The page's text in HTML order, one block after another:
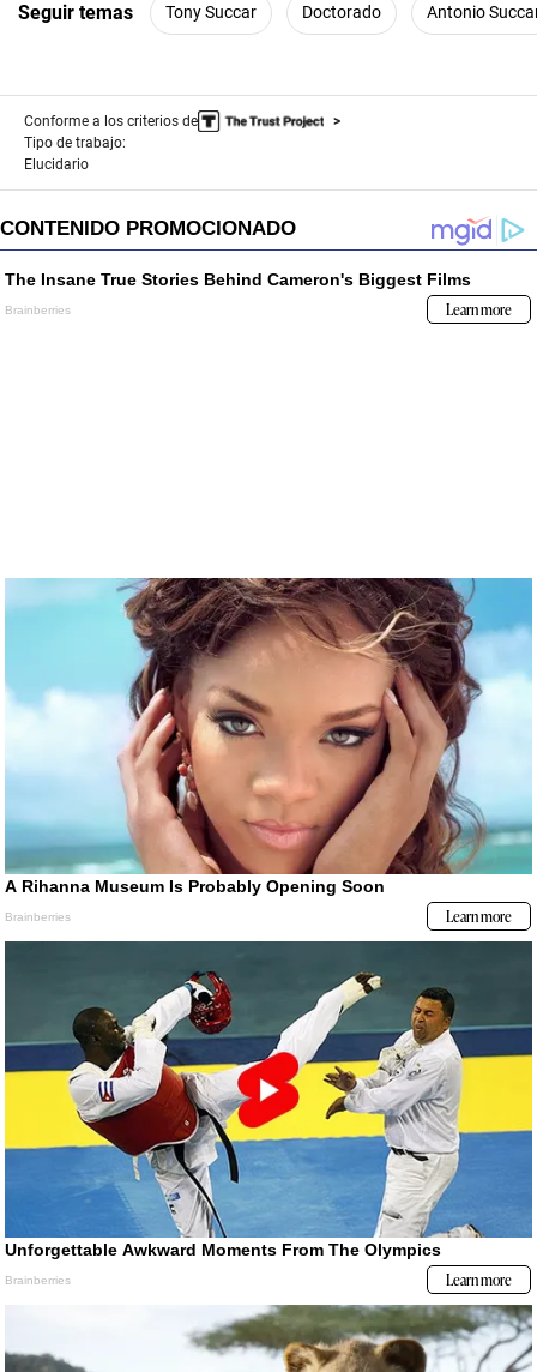
Seguir temas Tony Succar Doctorado Antonio
Conforme a los criterios de
Tipo de trabajo:
Elucidario